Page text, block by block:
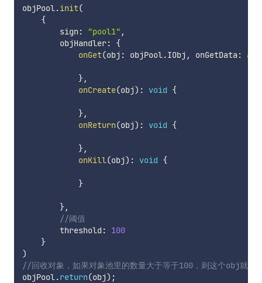
objPool.init(
{
        sign
: "pool1" ,
        objHandler
:
{
onGet(obj : objPool.IObj , onGetData : any
},
onCreate(obj) : void {
},
onReturn(obj) : void {
},
onKill(obj) : void {
}
},
//阈值
        threshold
:
100
}
)
//回收对象，如果对象池里的数量大于等于100，则这个obj就
objPool.return(obj) ;